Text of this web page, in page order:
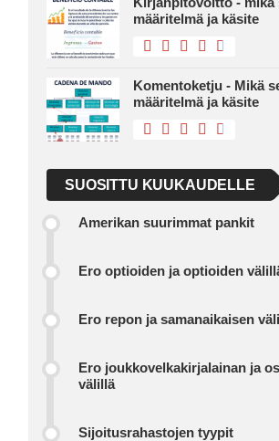
määritelmä ja käsite
Komentoketju - Mikä
määritelmä ja käsite
SUOSITTU KUUKAUDELLE
Amerikan suurimmat pankit
Ero optioiden ja optioiden
Ero repon ja samanaikaisen
Ero joukkovelkakirjalainan ja
välillä
Sijoitusrahastojen tyypit